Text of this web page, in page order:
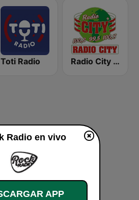
Toti Radio Radio City 100.6 FM
Radio en vivo
APP